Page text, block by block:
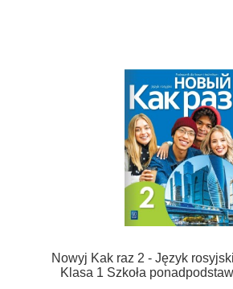
Nowyj Kak raz 2 - Język
Klasa 1 Szkoła